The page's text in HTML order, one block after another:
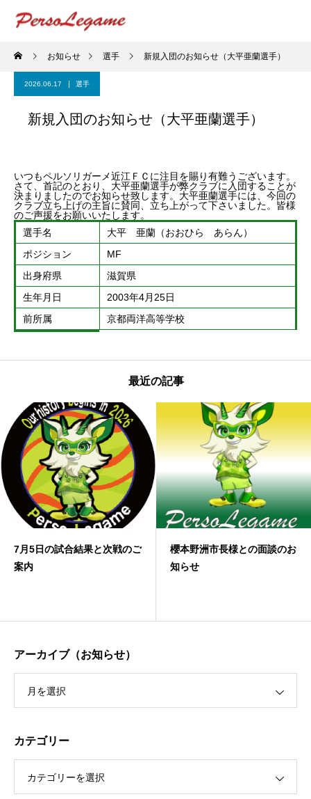
お知らせ 選手 新規入団のお知らせ（大平亜蘭選手）
2026.06.17 選手
新規入団のお知らせ（大平亜蘭選手）
いつもペルソリガーメ近江ＦＣに注目を賜り有難うございます。
さて、首記のとおり、大平亜蘭選手が弊クラブに入団することが
決まりましたのでお知らせ致します。大平亜蘭選手には、今回の
クラブ立ち上げの主旨に賛同、立ち上がって下さいました。皆様
のご声援をお願いいたします。
選手名
大平 亜蘭（おおひら あらん）
ポジション
MF
出身府県
滋賀県
生年月日
2003年4月25日
前所属
京都両洋高等学校
最近の記事
7月5日の試合結果と次戦のご
案内
櫻本野洲市長様との面談のお
知らせ
アーカイブ（お知らせ）
月を選択
カテゴリー
カテゴリーを選択